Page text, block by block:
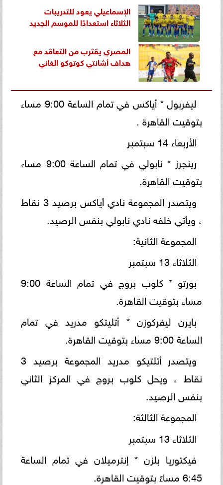
الإسماعيلي يعود للتدريبات
الثلاثاء استعدادًا للموسم الجديد
المصري يقترب من التعاقد مع
هداف أشانتي كوتوكو الغاني
ليفربول * أياكس في تمام الساعة 9:00 مساء
بتوقيت القاهرة .
الأربعاء 14 سبتمبر
رينجرز * نابولي في تمام الساعة 9:00 مساء
بتوقيت القاهرة.
ويتصدر المجموعة نادي أياكس برصيد 3 نقاط
، ويأتي خلفه نادي نابولي بنفس الرصيد.
المجموعة الثانية:
الثلاثاء 13 سبتمبر
بورتو * كلوب بروج في تمام الساعة 9:00
مساء بتوقيت القاهرة.
بايرن ليفركوزن * أتليتكو مدريد في تمام
الساعة 9:00 مساء بتوقيت القاهرة.
ويتصدر أتلتيكو مدريد المجموعة برصيد 3
نقاط ، ويحل كلوب بروج في المركز الثاني
بنفس الرصيد.
المجموعة الثالثة:
الثلاثاء 13 سبتمبر
فيكتوريا بلزن * إنترميلان في تمام الساعة
6:45 مساءً بتوقيت القاهرة.